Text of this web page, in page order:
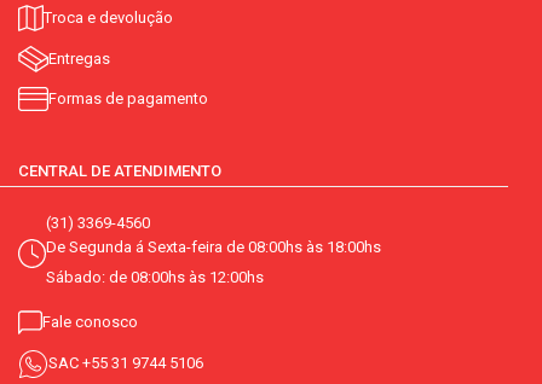
Troca e devolução
Entregas
Formas de pagamento
CENTRAL DE ATENDIMENTO
(31) 3369-4560
De Segunda á Sexta-feira de 08:00hs às 18:00hs
Sábado: de 08:00hs às 12:00hs
Fale conosco
SAC +55 31 9744 5106